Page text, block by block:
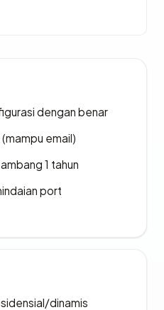
dengan benar
email)
1 tahun
port
dinamis